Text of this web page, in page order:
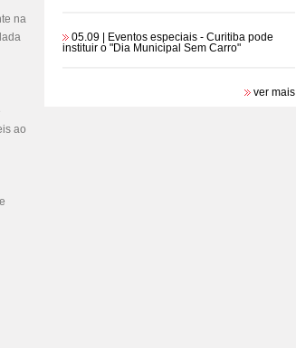
na
ao
05.09 | Eventos especiais - Curitiba pode
instituir o "Dia Municipal Sem Carro"
ver mais